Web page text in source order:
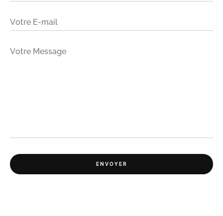
Votre E-mail
Votre Message
ENVOYER